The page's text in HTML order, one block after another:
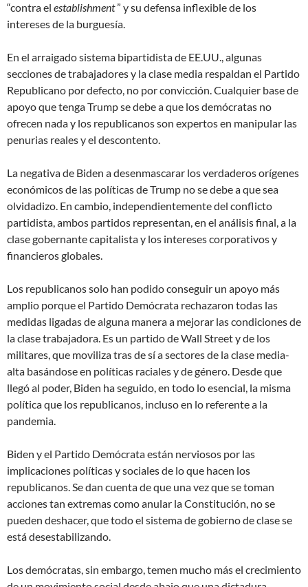
“contra el establishment” y su defensa inflexible de los
intereses de la burguesía.
En el arraigado sistema bipartidista de EE.UU., algunas
secciones de trabajadores y la clase media respaldan el Partido
Republicano por defecto, no por convicción. Cualquier base de
apoyo que tenga Trump se debe a que los demócratas no
ofrecen nada y los republicanos son expertos en manipular las
penurias reales y el descontento.
La negativa de Biden a desenmascarar los verdaderos orígenes
económicos de las políticas de Trump no se debe a que sea
olvidadizo. En cambio, independientemente del conflicto
partidista, ambos partidos representan, en el análisis final, a la
clase gobernante capitalista y los intereses corporativos y
financieros globales.
Los republicanos solo han podido conseguir un apoyo más
amplio porque el Partido Demócrata rechazaron todas las
medidas ligadas de alguna manera a mejorar las condiciones de
la clase trabajadora. Es un partido de Wall Street y de los
militares, que moviliza tras de sí a sectores de la clase media-
alta basándose en políticas raciales y de género. Desde que
llegó al poder, Biden ha seguido, en todo lo esencial, la misma
política que los republicanos, incluso en lo referente a la
pandemia.
Biden y el Partido Demócrata están nerviosos por las
implicaciones políticas y sociales de lo que hacen los
republicanos. Se dan cuenta de que una vez que se toman
acciones tan extremas como anular la Constitución, no se
pueden deshacer, que todo el sistema de gobierno de clase se
está desestabilizando.
Los demócratas, sin embargo, temen mucho más el crecimiento